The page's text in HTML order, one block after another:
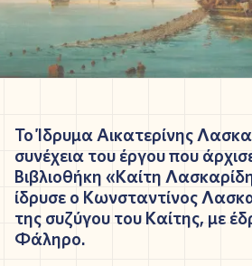
Το Ίδρυμα Αικατερίνης
συνέχεια του έργου που
Βιβλιοθήκη «Καίτη
ίδρυσε ο Κωνσταντίνος
της συζύγου του Καίτης, με
Φάληρο.